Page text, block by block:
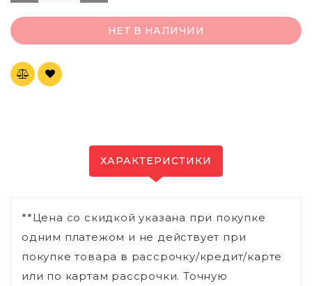
НЕТ В НАЛИЧИИ
ХАРАКТЕРИСТИКИ
**Цена со скидкой указана при покупке
одним платежом и не действует при
покупке товара в рассрочку/кредит/карте
или по картам рассрочки. Точную